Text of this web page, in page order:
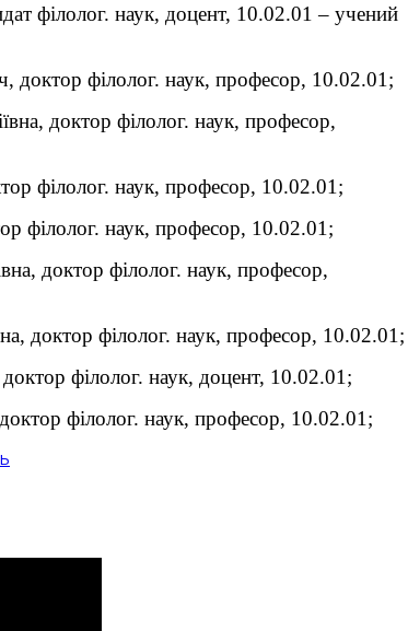
філолог. наук, доцент, 10.02.01 – учений
доктор філолог. наук, професор, 10.02.01;
доктор філолог. наук, професор,
філолог. наук, професор, 10.02.01;
філолог. наук, професор, 10.02.01;
доктор філолог. наук, професор,
доктор філолог. наук, професор, 10.02.01;
філолог. наук, доцент, 10.02.01;
філолог. наук, професор, 10.02.01;